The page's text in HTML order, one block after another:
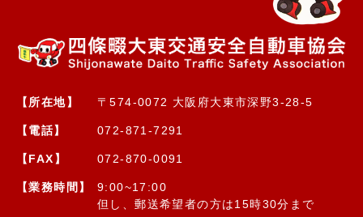
【所在地】 〒574-0072 大阪府大東市深野3-28-5
【電話】 072-871-7291
【FAX】 072-870-0091
【業務時間】
9:00~17:00
但し、郵送希望者の方は15時30分まで